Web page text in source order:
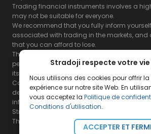
Stradoji respecte votre vie
Nous utilisons des cookies pour offrir
expérience sur notre site Web. En
vous acceptez la Politique de
Conditions d'utilisation.
ACCEPTER ET
Trading financial instruments involves a
may not be suitable for everyone.
We recommend that you fully inform
associated with trading in the markets, and
that you can afford to lose.
The Stradoji site does not guarantee the
performance of products based on the
its site and its servers.
Consequently, the Stradoji site and its
decline all responsibility in the use that may
information and the consequences that may
Stradoji Services are not authorized for US
The full legal notices areavailable here.